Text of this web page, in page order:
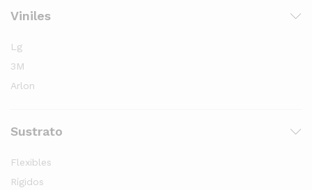
Viniles
Lg
3M
Arlon
Sustrato
Flexibles
Rígidos